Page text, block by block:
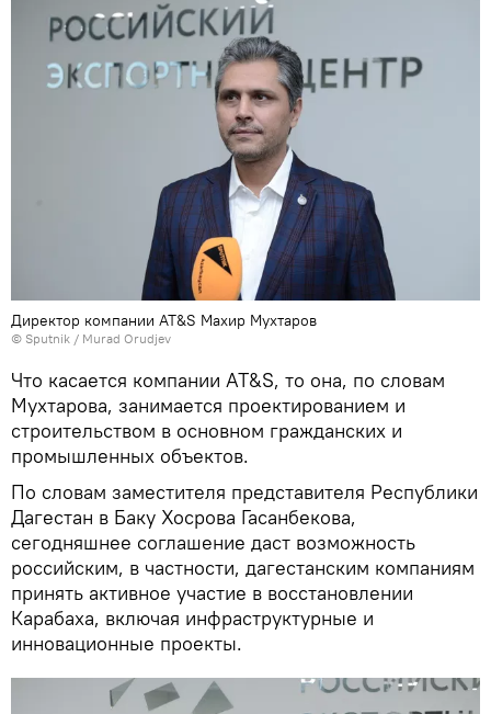
Директор компании AT&S Махир Мухтаров
© Sputnik / Murad Orudjev
Что касается компании AT&S, то она, по словам
Мухтарова, занимается проектированием и
строительством в основном гражданских и
промышленных объектов.
По словам заместителя представителя Республики
Дагестан в Баку Хосрова Гасанбекова,
сегодняшнее соглашение даст возможность
российским, в частности, дагестанским компаниям
принять активное участие в восстановлении
Карабаха, включая инфраструктурные и
инновационные проекты.